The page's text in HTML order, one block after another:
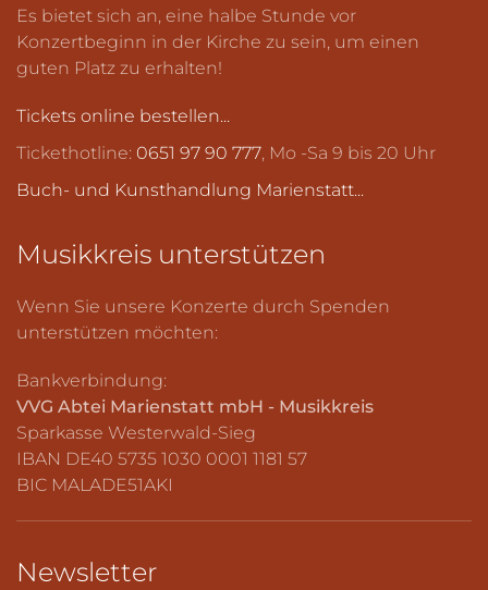
Es bietet sich an, eine halbe Stunde vor
Konzertbeginn in der Kirche zu sein, um einen
guten Platz zu erhalten!
Tickets online bestellen...
Tickethotline: 0651 97 90 777, Mo -Sa 9 bis 20 Uhr
Buch- und Kunsthandlung Marienstatt...
Musikkreis unterstützen
Wenn Sie unsere Konzerte durch Spenden
unterstützen möchten:
Bankverbindung:
VVG Abtei Marienstatt mbH - Musikkreis
Sparkasse Westerwald-Sieg
IBAN DE40 5735 1030 0001 1181 57
BIC MALADE51AKI
Newsletter